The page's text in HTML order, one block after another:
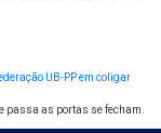
UB-PP em coligar
passa as portas se fecham.